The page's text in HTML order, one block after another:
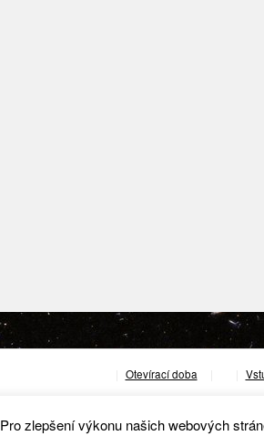
Otevírací doba
Pro zlepšení výkonu našich webových